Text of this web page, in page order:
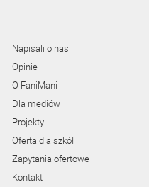
Napisali o nas
Opinie
O FaniMani
Dla mediów
Projekty
Oferta dla szkół
Zapytania ofertowe
Kontakt